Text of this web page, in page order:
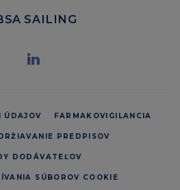
SAILING
ÚDAJOV FARMAKOVIGILANCIA
PREDPISOV
DODÁVATEĽOV
SÚBOROV COOKIE